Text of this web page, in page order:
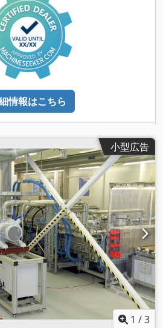
情報はこちら
小型広告
1 /3